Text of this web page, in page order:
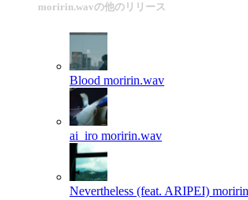
moririn.wavの他のリリース
Blood moririn.wav
ai_iro moririn.wav
Nevertheless (feat. ARIPEI)